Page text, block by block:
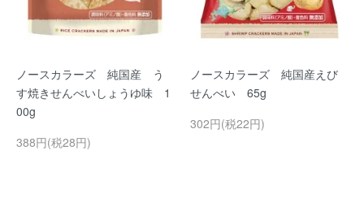
ノースカラーズ 純国産 う
す焼きせんべいしょうゆ味 1
00g
388円(税28円)
ノースカラーズ 純国産えび
せんべい 65g
302円(税22円)